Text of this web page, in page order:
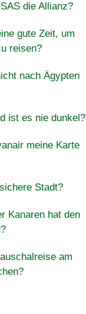
die Allianz?
gute Zeit, um
reisen?
nach Ägypten
ist es nie dunkel?
meine Karte
Stadt?
Kanaren hat den
am